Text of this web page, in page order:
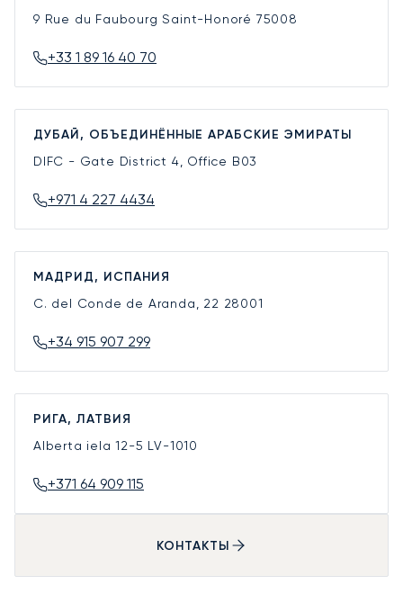
9 Rue du Faubourg Saint-Honoré 75008
+33 1 89 16 40 70
ДУБАЙ, ОБЪЕДИНЁННЫЕ АРАБСКИЕ ЭМИРАТЫ
DIFC - Gate District 4, Office B03
+971 4 227 4434
МАДРИД, ИСПАНИЯ
C. del Conde de Aranda, 22 28001
+34 915 907 299
РИГА, ЛАТВИЯ
Alberta iela 12-5 LV-1010
+371 64 909 115
КОНТАКТЫ